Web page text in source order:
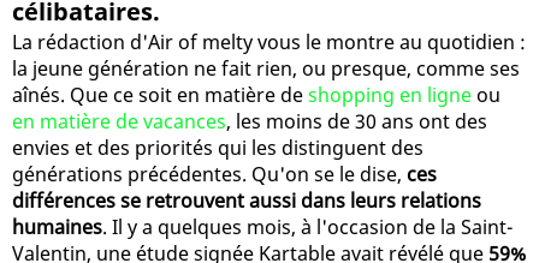
célibataires.
La rédaction d'Air of melty vous le montre au quotidien :
la jeune génération ne fait rien, ou presque, comme ses
aînés. Que ce soit en matière deshopping en ligne ou
en matière de vacances, les moins de 30 ans ont des
envies et des priorités qui les distinguent des
générations précédentes. Qu'on se le dise, ces
différences se retrouvent aussi dans leurs relations
humaines. Il y a quelques mois, à l'occasion de la Saint-
Valentin, une étude signée Kartable avait révélé que 59%